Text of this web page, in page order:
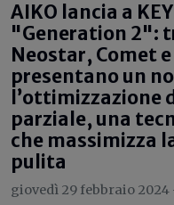
AIKO lancia a
"Generation 2":
Neostar, Comet
presentano un
parziale, una
che massimizza
pulita
giovedì 29 febbraio 2024